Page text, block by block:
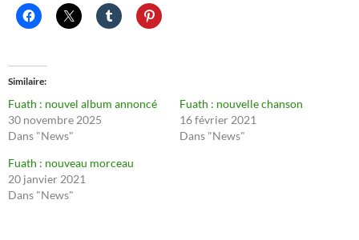
Similaire
Fuath : nouvel album annoncé
30 novembre 2025
Dans "News"
Fuath : nouvelle chanson
16 février 2021
Dans "News"
Fuath : nouveau morceau
20 janvier 2021
Dans "News"